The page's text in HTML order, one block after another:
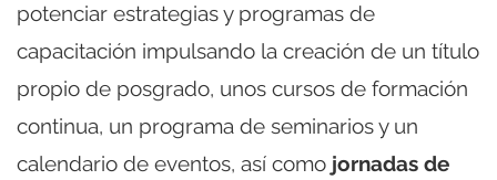
potenciar estrategias y programas de
capacitación impulsando la creación de un título
propio de posgrado, unos cursos de formación
continua, un programa de seminarios y un
calendario de eventos, así como jornadas de